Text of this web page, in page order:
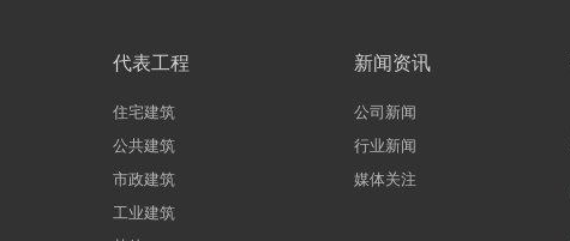
代表工程
住宅建筑
公共建筑
市政建筑
工业建筑
新闻资讯
公司新闻
行业新闻
媒体关注